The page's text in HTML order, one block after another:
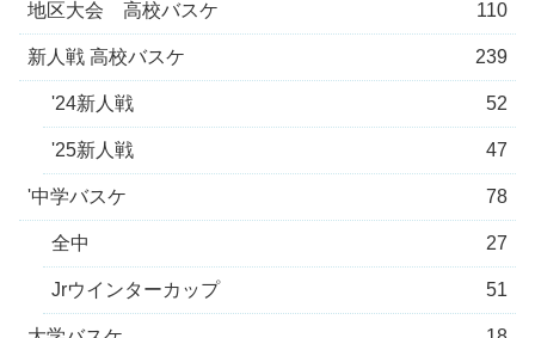
地区大会 高校バスケ 110
新人戦 高校バスケ 239
'24新人戦 52
'25新人戦 47
'中学バスケ 78
全中 27
Jrウインターカップ 51